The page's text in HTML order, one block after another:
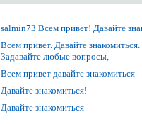
salmin73 Всем привет! Давайте
Всем привет. Давайте знакомиться.
Задавайте любые вопросы,
Всем привет давайте знакомиться
Давайте знакомиться!
Давайте знакомиться